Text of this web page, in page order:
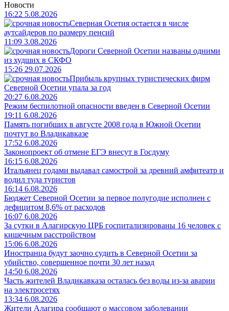
Новости
16:22 5.08.2026
Северная Осетия остается в числе
аутсайдеров по размеру пенсий
11:09 3.08.2026
Дороги Северной Осетии названы одними
из худших в СКФО
15:26 29.07.2026
Прибыль крупных туристических фирм
Северной Осетии упала за год
20:27 6.08.2026
Режим беспилотной опасности введен в Северной Осетии
19:11 6.08.2026
Память погибших в августе 2008 года в Южной Осетии
почтут во Владикавказе
17:52 6.08.2026
Законопроект об отмене ЕГЭ внесут в Госдуму
16:15 6.08.2026
Итальянец годами выдавал самострой за древний амфитеатр и
водил туда туристов
16:14 6.08.2026
Бюджет Северной Осетии за первое полугодие исполнен с
дефицитом 8,6% от расходов
16:07 6.08.2026
За сутки в Алагирскую ЦРБ госпитализированы 16 человек с
кишечным расстройством
15:06 6.08.2026
Иностранца будут заочно судить в Северной Осетии за
убийство, совершенное почти 30 лет назад
14:50 6.08.2026
Часть жителей Владикавказа осталась без воды из-за аварии
на электросетях
13:34 6.08.2026
Жители Алагира сообщают о массовом заболевании